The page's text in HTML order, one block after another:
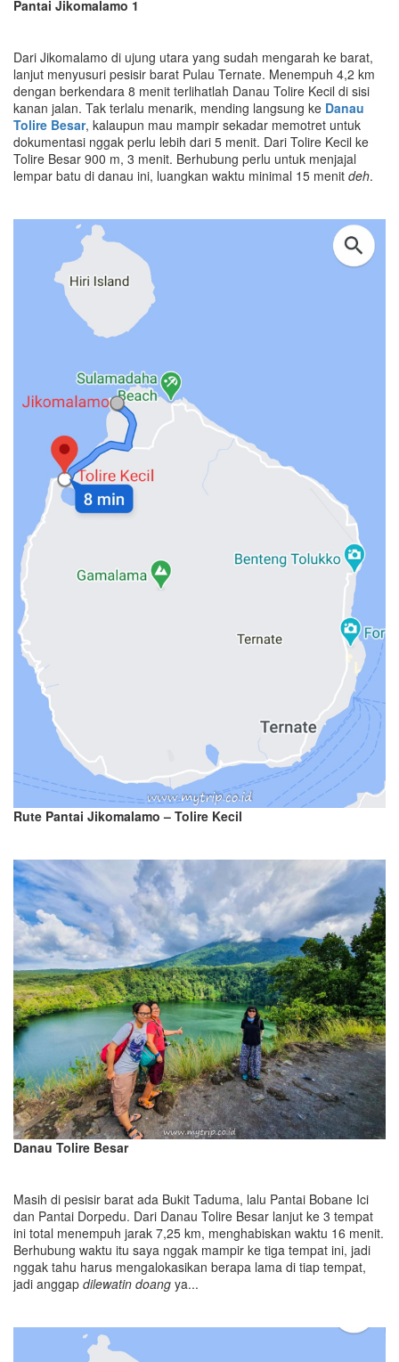
Pantai Jikomalamo 1
Dari Jikomalamo di ujung utara yang sudah mengarah ke barat,
lanjut menyusuri pesisir barat Pulau Ternate. Menempuh 4,2 km
dengan berkendara 8 menit terlihatlah Danau Tolire Kecil di sisi
kanan jalan. Tak terlalu menarik, mending langsung ke Danau
Tolire Besar, kalaupun mau mampir sekadar memotret untuk
dokumentasi nggak perlu lebih dari 5 menit. Dari Tolire Kecil ke
Tolire Besar 900 m, 3 menit. Berhubung perlu untuk menjajal
lempar batu di danau ini, luangkan waktu minimal 15 menit deh.
Rute Pantai Jikomalamo – Tolire Kecil
Danau Tolire Besar
Masih di pesisir barat ada Bukit Taduma, lalu Pantai Bobane Ici
dan Pantai Dorpedu. Dari Danau Tolire Besar lanjut ke 3 tempat
ini total menempuh jarak 7,25 km, menghabiskan waktu 16 menit.
Berhubung waktu itu saya nggak mampir ke tiga tempat ini, jadi
nggak tahu harus mengalokasikan berapa lama di tiap tempat,
jadi anggap dilewatin doang ya...